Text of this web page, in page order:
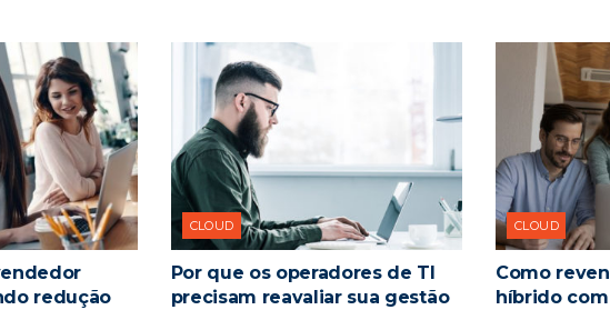
redução
CLOUD
Por que os operadores de TI
precisam reavaliar sua gestão
CLOUD
Como
híbrido